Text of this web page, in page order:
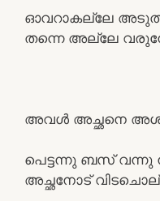
ഓവറാകല്ലേ
തന്നെ അല്ലേ
അവൾ അച്ഛനെ
പെട്ടന്നു ബസ്
അച്ഛനോട്